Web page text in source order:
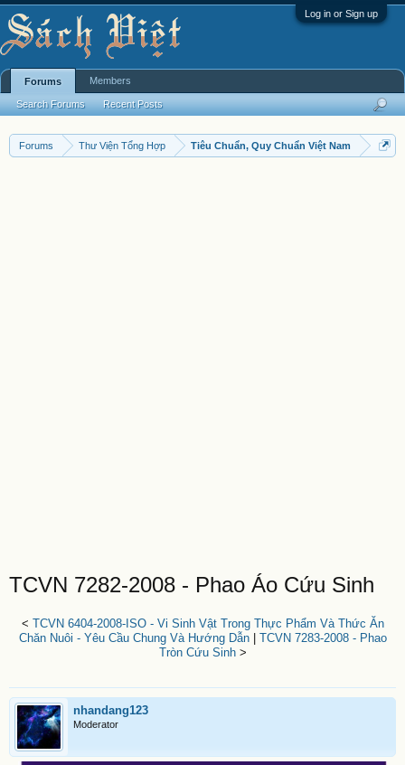
Log in or Sign up
Forums Thư Viện Tổng Hợp Tiêu Chuẩn, Quy Chuẩn Việt Nam
TCVN 7282-2008 - Phao Áo Cứu Sinh
< TCVN 6404-2008-ISO - Vi Sinh Vật Trong Thực Phẩm Và Thức Ăn
Chăn Nuôi - Yêu Cầu Chung Và Hướng Dẫn| TCVN 7283-2008 - Phao
Tròn Cứu Sinh>
nhandang123
Moderator
Forums
Search Forums Recent Posts
Members